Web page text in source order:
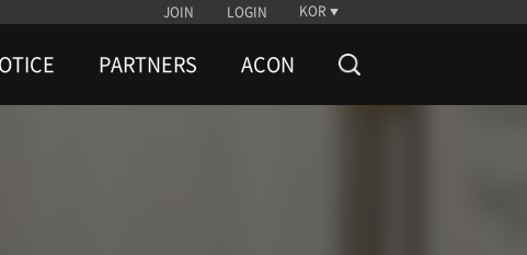
JOIN LOGIN KOR
PARTNERS ACON